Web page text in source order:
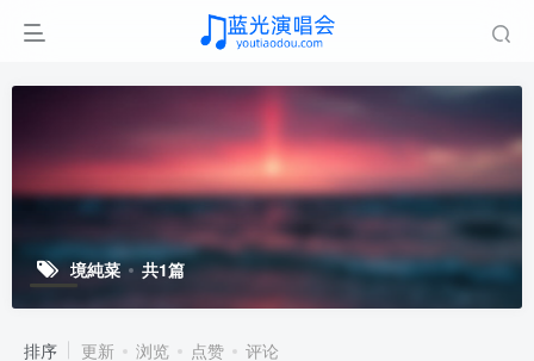
境純菜 共1篇
排序 更新 浏览 点赞 评论